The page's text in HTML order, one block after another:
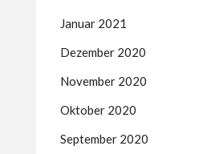
Januar 2021
Dezember 2020
November 2020
Oktober 2020
September 2020